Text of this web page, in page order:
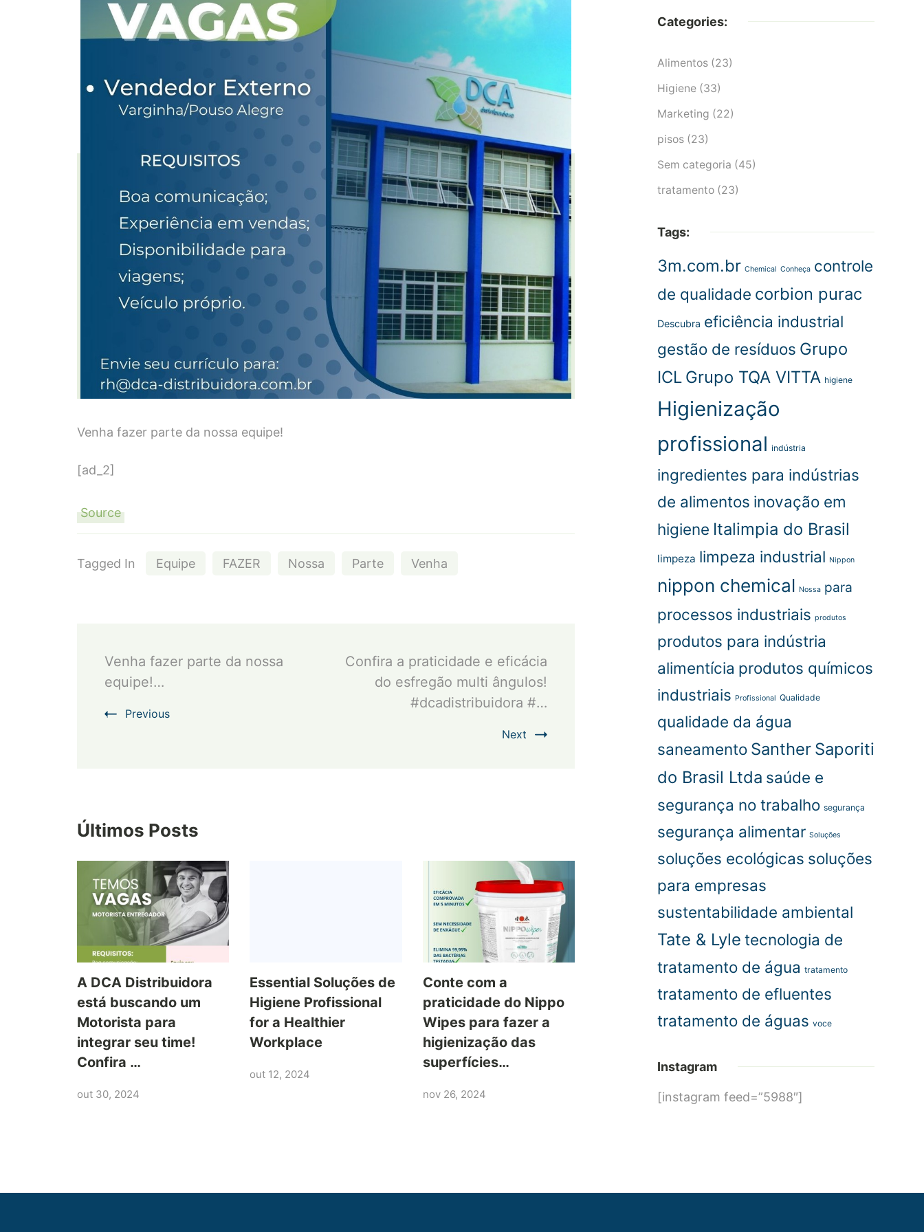
Venha fazer parte da nossa equipe!
[ad_2]
Source
Tagged In Equipe FAZER Nossa Parte Venha
Navigation
Venha fazer parte da nossa
equipe!…
Previous
Confira a praticidade e eficácia
do esfregão multi ângulos!
#dcadistribuidora #…
Next
Últimos Posts
A DCA Distribuidora
está buscando um
Motorista para
integrar seu time!
Confira …
out 30, 2024
Essential Soluções de
Higiene Profissional
for a Healthier
Workplace
out 12, 2024
Conte com a
praticidade do Nippo
Wipes para fazer a
higienização das
superfícies…
nov 26, 2024
Categories:
Alimentos (23)
Higiene (33)
Marketing (22)
pisos (23)
Sem categoria (45)
tratamento (23)
Tags:
3m.com.br Chemical Conheça controle
de qualidade corbion purac
Descubra eficiência industrial
gestão de resíduos Grupo
ICL Grupo TQA VITTA higiene
Higienização
profissional indústria
ingredientes para indústrias
de alimentos inovação em
higiene Italimpia do Brasil
limpeza limpeza industrial Nippon
nippon chemical Nossa para
processos industriais produtos
produtos para indústria
alimentícia produtos químicos
industriais Profissional Qualidade
qualidade da água
saneamento Santher Saporiti
do Brasil Ltda saúde e
segurança no trabalho segurança
segurança alimentar Soluções
soluções ecológicas soluções
para empresas
sustentabilidade ambiental
Tate & Lyle tecnologia de
tratamento de água tratamento
tratamento de efluentes
tratamento de águas voce
Instagram
[instagram feed=”5988″]